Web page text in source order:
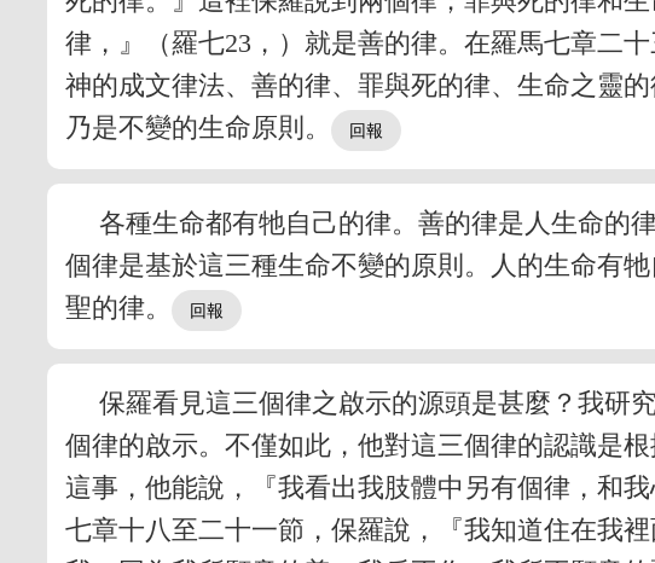
律，』（羅七23，）就是善的律。在羅馬七章二
神的成文律法、善的律、罪與死的律、生命之靈
乃是不變的生命原則。
各種生命都有牠自己的律。善的律是人生命的
個律是基於這三種生命不變的原則。人的生命有
聖的律。
保羅看見這三個律之啟示的源頭是甚麼？我研
個律的啟示。不僅如此，他對這三個律的認識是
這事，他能說，『我看出我肢體中另有個律，和
七章十八至二十一節，保羅說，『我知道住在我